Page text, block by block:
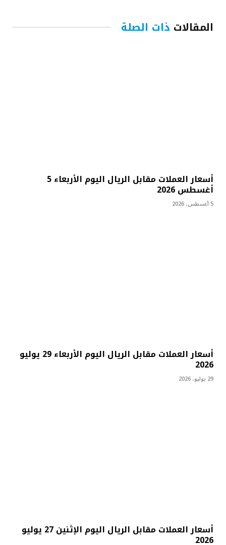
المقالات ذات الصلة
أسعار العملات مقابل الريال اليوم الأربعاء 5
أغسطس 2026
5 أغسطس، 2026
أسعار العملات مقابل الريال اليوم الأربعاء 29 يوليو
2026
29 يوليو، 2026
أسعار العملات مقابل الريال اليوم الإثنين 27 يوليو
2026